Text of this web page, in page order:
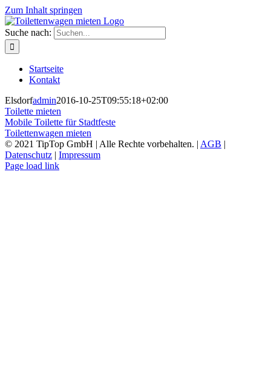
Zum Inhalt springen
Suche nach:
Startseite
Kontakt
Elsdorfadmin2016-10-25T09:55:18+02:00
Toilette mieten
Mobile Toilette für Stadtfeste
Toilettenwagen mieten
© 2021 TipTop GmbH | Alle Rechte vorbehalten. | AGB |
Datenschutz | Impressum
Page load link